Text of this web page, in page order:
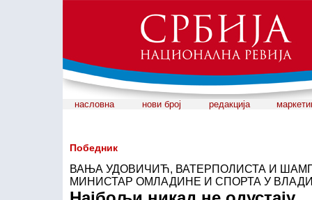
насловна нови број редакција
Победник
ВАЊА УДОВИЧИЋ, ВАТЕРПОЛИСТА И
МИНИСТАР ОМЛАДИНЕ И СПОРТА У